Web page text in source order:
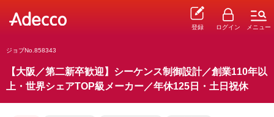
登録 ログイン メニュー
ジョブNo.858343
【大阪／第二新卒歓迎】シーケンス制御設計／創業110年以
上・世界シェアTOP級メーカー／年休125日・土日祝休